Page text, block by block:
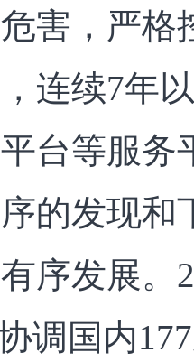
害，严
连续7年
台等服务
的发现和
序发展。
调国内